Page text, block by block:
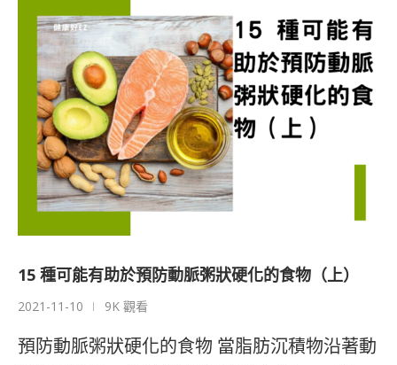
15 種可能有助於預防動脈粥狀硬化的食物（上）
2021-11-10 9K 觀看
預防動脈粥狀硬化的食物 當脂肪沉積物沿著動